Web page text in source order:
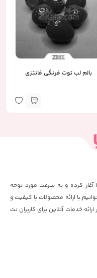
بالم لب توت فرنگی فانتزی
فروشگاه آنلاین پینکیا کار خود را از سال 1400 آغاز کرده و به سرعت مورد توجه
با ارائه محصولات با کیفیت و
در ارائه خدمات آنلاین برای کاربران نت